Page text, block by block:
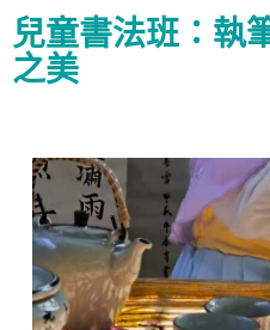
兒童書法班：執
之美